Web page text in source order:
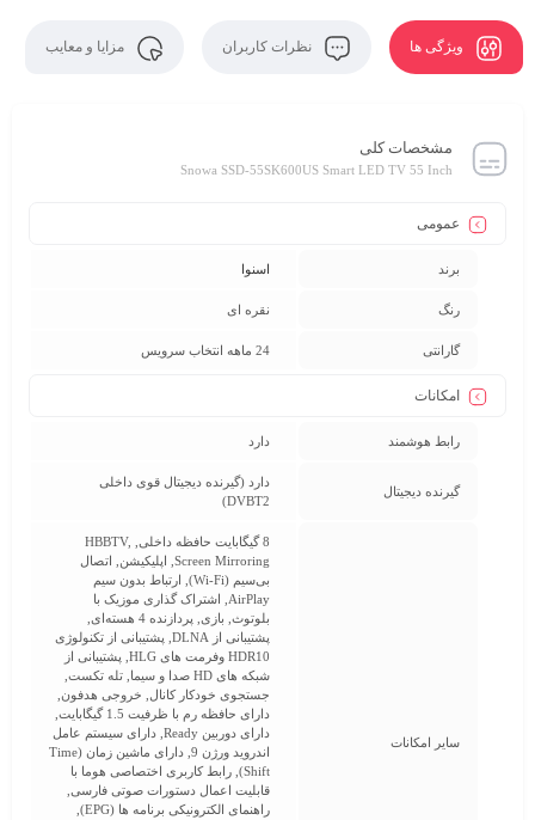
ویژگی ها نظرات کاربران مزایا و معایب
مشخصات کلی
Snowa SSD-55SK600US Smart LED TV 55 Inch
عمومی
برند اسنوا
رنگ نقره ای
گارانتی 24 ماهه انتخاب سرویس
امکانات
رابط هوشمند دارد
گيرنده ديجيتال
دارد (گیرنده دیجیتال قوی داخلی
DVBT2)
سایر امکانات
8 گیگابایت حافظه داخلی, HBBTV,
Screen Mirroring, اپلیکیشن, اتصال
بی‌سیم (Wi-Fi), ارتباط بدون سیم
AirPlay, اشتراک گذاری موزیک با
بلوتوث, بازی, پردازنده 4 هسته‌ای,
پشتیبانی از DLNA, پشتیبانی از تکنولوژی
HDR10 وفرمت های HLG, پشتیبانی از
شبکه های HD صدا و سیما, تله تکست,
جستجوی خودکار کانال, خروجی هدفون,
دارای حافظه رم با ظرفیت 1.5 گیگابایت,
دارای دوربین Ready, دارای سیستم عامل
اندروید ورژن 9, دارای ماشین زمان (Time
Shift), رابط کاربری اختصاصی هوما با
قابلیت اعمال دستورات صوتی فارسی,
راهنمای الکترونیکی برنامه ها (EPG),